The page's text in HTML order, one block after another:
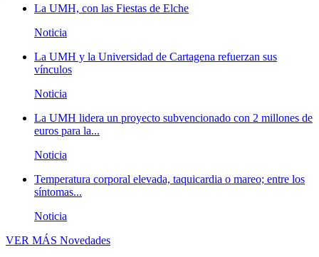
La UMH, con las Fiestas de Elche
Noticia
La UMH y la Universidad de Cartagena refuerzan sus
vínculos
Noticia
La UMH lidera un proyecto subvencionado con 2 millones de
euros para la...
Noticia
Temperatura corporal elevada, taquicardia o mareo; entre los
síntomas...
Noticia
VER MÁS Novedades